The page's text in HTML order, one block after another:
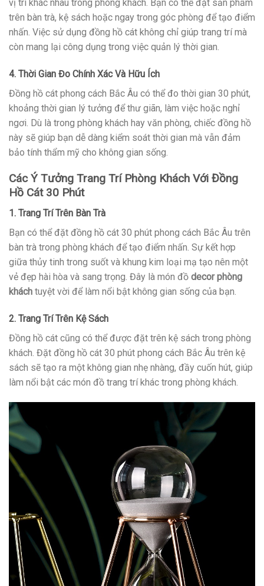
vị trí khác nhau trong phòng khách. Bạn có thể đặt sản phẩm
trên bàn trà, kệ sách hoặc ngay trong góc phòng để tạo điểm
nhấn. Việc sử dụng đồng hồ cát không chỉ giúp trang trí mà
còn mang lại công dụng trong việc quản lý thời gian.
4. Thời Gian Đo Chính Xác Và Hữu Ích
Đồng hồ cát phong cách Bắc Âu có thể đo thời gian 30 phút,
khoảng thời gian lý tưởng để thư giãn, làm việc hoặc nghỉ
ngơi. Dù là trong phòng khách hay văn phòng, chiếc đồng hồ
này sẽ giúp bạn dễ dàng kiểm soát thời gian mà vẫn đảm
bảo tính thẩm mỹ cho không gian sống.
Các Ý Tưởng Trang Trí Phòng Khách Với Đồng
Hồ Cát 30 Phút
1. Trang Trí Trên Bàn Trà
Bạn có thể đặt đồng hồ cát 30 phút phong cách Bắc Âu trên
bàn trà trong phòng khách để tạo điểm nhấn. Sự kết hợp
giữa thủy tinh trong suốt và khung kim loại mạ tạo nên một
vẻ đẹp hài hòa và sang trọng. Đây là món đồ decor phòng
khách tuyệt vời để làm nổi bật không gian sống của bạn.
2. Trang Trí Trên Kệ Sách
Đồng hồ cát cũng có thể được đặt trên kệ sách trong phòng
khách. Đặt đồng hồ cát 30 phút phong cách Bắc Âu trên kệ
sách sẽ tạo ra một không gian nhẹ nhàng, đầy cuốn hút, giúp
làm nổi bật các món đồ trang trí khác trong phòng khách.